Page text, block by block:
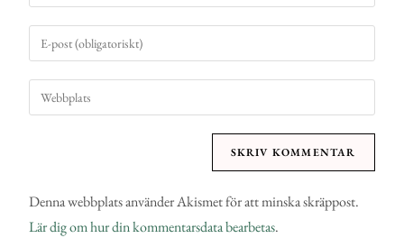
Denna webbplats använder Akismet för att minska skräppost.
Lär dig om hur din kommentarsdata bearbetas.